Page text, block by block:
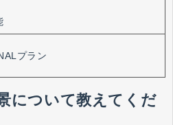
プラン
について教えてくだ